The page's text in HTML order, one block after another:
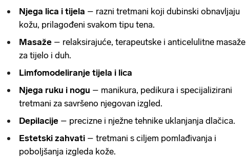
Njega lica i tijela – razni tretmani koji dubinski obnavljaju
kožu, prilagođeni svakom tipu tena.
Masaže – relaksirajuće, terapeutske i anticelulitne masaže
za tijelo i duh.
Limfomodeliranje tijela i lica
Njega ruku i nogu – manikura, pedikura i specijalizirani
tretmani za savršeno njegovan izgled.
Depilacije – precizne i nježne tehnike uklanjanja dlačica.
Estetski zahvati – tretmani s ciljem pomlađivanja i
poboljšanja izgleda kože.